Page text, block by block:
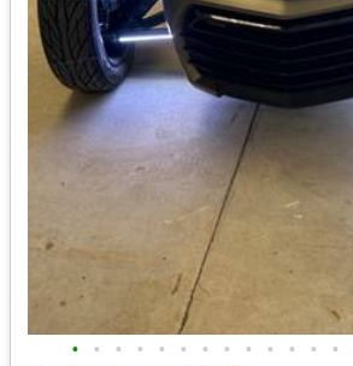
• • • • • • • • • • • • •